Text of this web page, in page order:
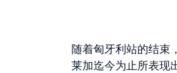
随着匈牙利站的结束
莱加迄今为止所表现